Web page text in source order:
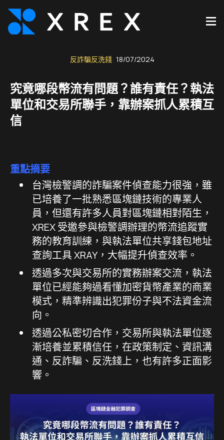
反詐騙反洗錢 18/07/2024
究竟哪段幣流有問題？誰有責任？執法
單位和交易所聯手，靠辦案抓人累積互
信
重點摘要
台灣檢警調的詐騙案件偵查能力很強，雖
已培養了一批熟悉區塊鏈技術的專業人
員，但還有許多人員對區塊鏈相對陌生，
XREX 受邀參與檢警調辦理的幣流追蹤實
務的教育訓練，與執法單位共享錢包地址
查詢工具 XRAY，大幅提升偵查效率。
透過多次與交易所的實務辦案交流，執法
單位已經能夠過看懂加密貨幣產業的商業
模式，精準辨識出犯罪份子與不法資金流
向。
透過公私密切合作，交易所與執法單位逐
漸培養並累積信任，在政策制定、資訊溝
通、反詐騙、反洗錢上，也有許多正面影
響。